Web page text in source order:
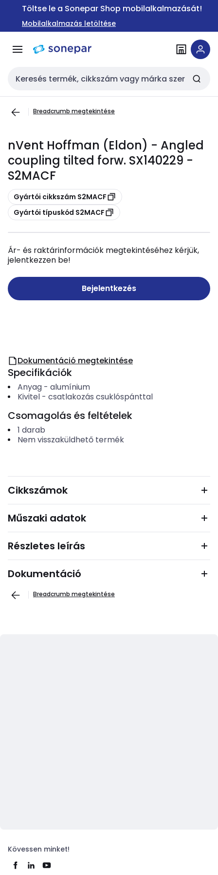
Ugrás a
Ugrás a
tartalomra
Töltse le a Sonepar Shop mobilalkalmazását!
Mobilalkalmazás letöltése
Keresési bemenet
Breadcrumb megtekintése
nVent Hoffman (Eldon) - Angled
coupling tilted forw. SX140229 -
S2MACF
Másolás
Gyártói cikkszám S2MACF
Másolás
Gyártói típuskód S2MACF
Ár- és raktárinformációk megtekintéséhez kérjük,
jelentkezzen be!
Bejelentkezés
Dokumentáció megtekintése
Specifikációk
Anyag- alumínium
Kivitel- csatlakozás csuklóspánttal
Csomagolás és feltételek
1 darab
Nem visszaküldhető termék
Cikkszámok
Műszaki adatok
Részletes leírás
Dokumentáció
Breadcrumb megtekintése
Kövessen minket!